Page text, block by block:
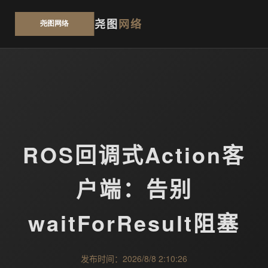
尧图网络
ROS回调式Action客
户端：告别
waitForResult阻塞
发布时间：2026/8/8 2:10:26